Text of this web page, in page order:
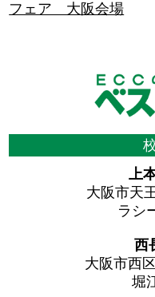
フェア 大阪会場
上
大阪市天
ラシ
西
大阪市西
堀